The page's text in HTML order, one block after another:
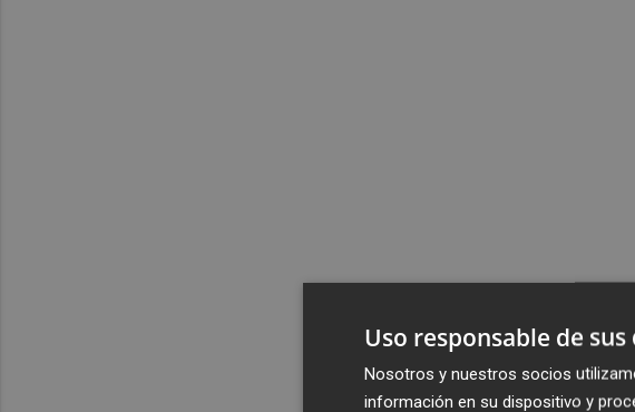
Uso responsable de sus
Nosotros y nuestros socios
información en su dispositivo y